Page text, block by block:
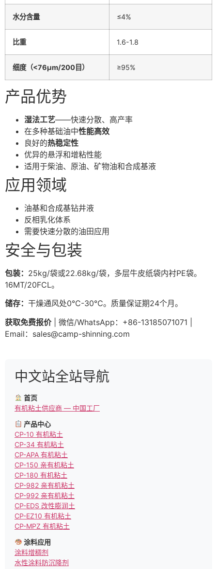
水分含量 ≤4%
比重 1.6-1.8
细度（<76μm/200目） ≥95%
产品优势
湿法工艺——快速分散、高产率
在多种基础油中性能高效
良好的热稳定性
优异的悬浮和增粘性能
适用于柴油、原油、矿物油和合成基液
应用领域
油基和合成基钻井液
反相乳化体系
需要快速分散的油田应用
安全与包装
包装： 25kg/袋或22.68kg/袋，多层牛皮纸袋内衬PE袋。
16MT/20FCL。
储存： 干燥通风处0℃-30℃。质量保证期24个月。
获取免费报价| 微信/WhatsApp：+86-13185071071 |
Email： sales@camp-shinning.com
中文站全站导航
首页
有机粘土供应商 — 中国工厂
产品中心
CP-10 有机粘土
CP-34 有机粘土
CP-APA 有机粘土
CP-150 亲有机粘土
CP-180 有机粘土
CP-982 亲有机粘土
CP-992 亲有机粘土
CP-EDS 改性膨润土
CP-EZ10 有机粘土
CP-MPZ 有机粘土
涂料应用
涂料增稠剂
水性涂料防沉降剂